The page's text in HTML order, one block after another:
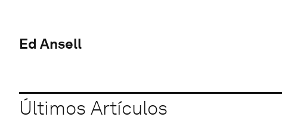
Ed Ansell
Últimos Artículos